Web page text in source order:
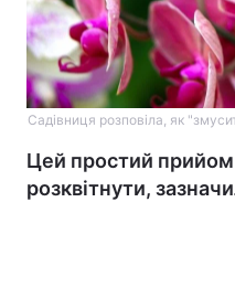
Садівниця розповіла, як
Цей простий
розквітнути,